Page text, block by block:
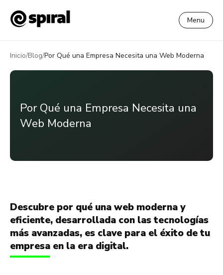
Menu
Inicio/Blog/Por Qué una Empresa Necesita una Web Moderna
Por Qué una Empresa Necesita una
Web Moderna
Descubre por qué una web moderna y
eficiente, desarrollada con las tecnologías
más avanzadas, es clave para el éxito de tu
empresa en la era digital.